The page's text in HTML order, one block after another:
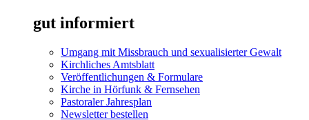
gut informiert
Umgang mit Missbrauch und sexualisierter Gewalt
Kirchliches Amtsblatt
Veröffentlichungen & Formulare
Kirche in Hörfunk & Fernsehen
Pastoraler Jahresplan
Newsletter bestellen